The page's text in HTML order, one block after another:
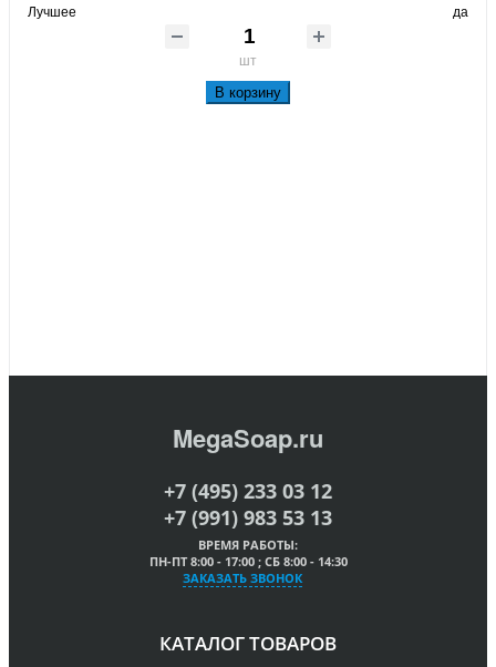
Лучшее
да
шт
В корзину
MegaSoap.ru
+7 (495) 233 03 12
+7 (991) 983 53 13
ВРЕМЯ РАБОТЫ:
ПН-ПТ 8:00 - 17:00 ; СБ 8:00 - 14:30
ЗАКАЗАТЬ ЗВОНОК
КАТАЛОГ ТОВАРОВ